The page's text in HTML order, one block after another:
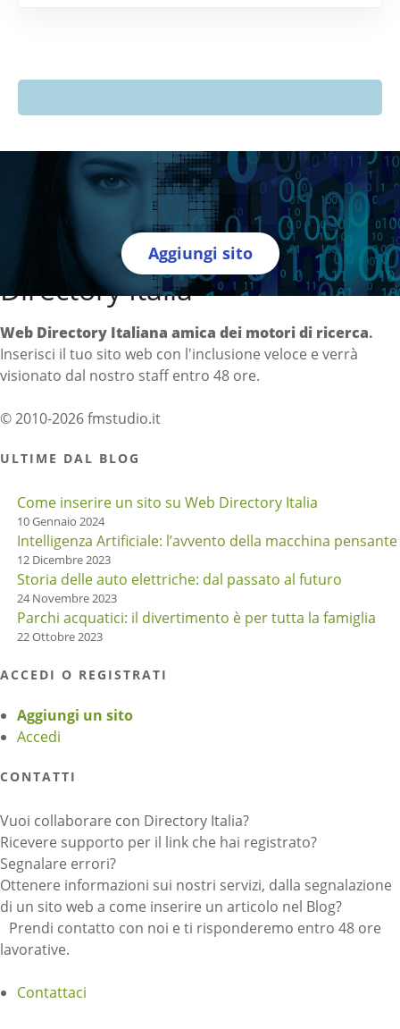
Aggiungi sito
Directory Italia
Web Directory Italiana amica dei motori di ricerca.
Inserisci il tuo sito web con l'inclusione veloce e verrà
visionato dal nostro staff entro 48 ore.
© 2010-2026 fmstudio.it
ULTIME DAL BLOG
Come inserire un sito su Web Directory Italia
10 Gennaio 2024
Intelligenza Artificiale: l’avvento della macchina pensante
12 Dicembre 2023
Storia delle auto elettriche: dal passato al futuro
24 Novembre 2023
Parchi acquatici: il divertimento è per tutta la famiglia
22 Ottobre 2023
ACCEDI O REGISTRATI
Aggiungi un sito
Accedi
CONTATTI
Vuoi collaborare con Directory Italia?
Ricevere supporto per il link che hai registrato?
Segnalare errori?
Ottenere informazioni sui nostri servizi, dalla segnalazione
di un sito web a come inserire un articolo nel Blog?
Prendi contatto con noi e ti risponderemo entro 48 ore
lavorative.
Contattaci